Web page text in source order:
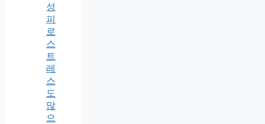
성
피
로
스
트
레
스
도
많
으